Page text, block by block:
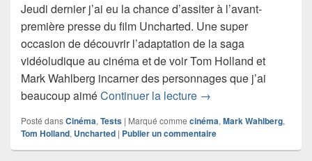
Jeudi dernier j’ai eu la chance d’assiter à l’avant-
première presse du film Uncharted. Une super
occasion de découvrir l’adaptation de la saga
vidéoludique au cinéma et de voir Tom Holland et
Mark Wahlberg incarner des personnages que j’ai
beaucoup aiméContinuer la lecture Chronique ciné :
→
Posté dansCinéma, Tests | Marqué comme cinéma, Mark Wahlberg,
Tom Holland, Uncharted | Publier un commentaire